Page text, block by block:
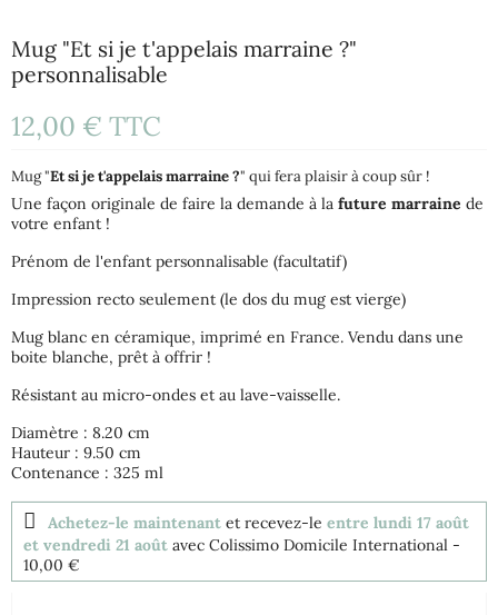
Mug "Et si je t'appelais marraine ?"
personnalisable
12,00 € TTC
Mug "Et si je t'appelais marraine ?" qui fera plaisir à coup sûr !
Une façon originale de faire la demande à la future marraine de
votre enfant !
Prénom de l'enfant personnalisable (facultatif)
Impression recto seulement (le dos du mug est vierge)
Mug blanc en céramique, imprimé en France. Vendu dans une
boite blanche, prêt à offrir !
Résistant au micro-ondes et au lave-vaisselle.
Diamètre : 8.20 cm
Hauteur : 9.50 cm
Contenance : 325 ml
Achetez-le maintenant et recevez-le entre lundi 17 août
et vendredi 21 août avec Colissimo Domicile International -
10,00 €